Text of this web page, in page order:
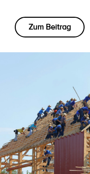
Zum Beitrag